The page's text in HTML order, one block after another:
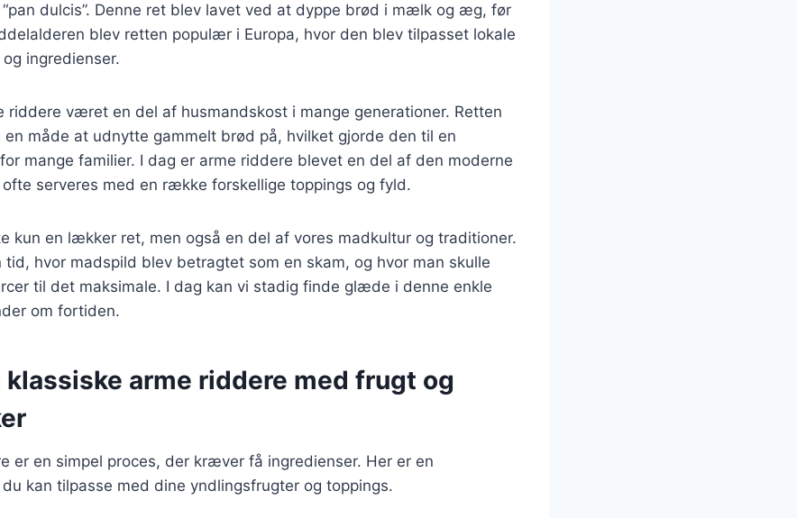
dulcis”. Denne ret blev lavet ved at dyppe brød i mælk og æg, før
blev retten populær i Europa, hvor den blev tilpasset lokale
ingredienser.
riddere været en del af husmandskost i mange generationer. Retten
måde at udnytte gammelt brød på, hvilket gjorde den til en
mange familier. I dag er arme riddere blevet en del af den moderne
serveres med en række forskellige toppings og fyld.
kun en lækker ret, men også en del af vores madkultur og traditioner.
tid, hvor madspild blev betragtet som en skam, og hvor man skulle
til det maksimale. I dag kan vi stadig finde glæde i denne enkle
om fortiden.
arme riddere med frugt og
er en simpel proces, der kræver få ingredienser. Her er en
kan tilpasse med dine yndlingsfrugter og toppings.